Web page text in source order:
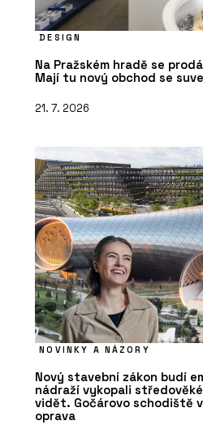
DESIGN
Na Pražském hradě se
Mají tu nový obchod se
21. 7. 2026
NOVINKY A NÁZORY
Nový stavební zákon budí
nádraží vykopali
vidět. Gočárovo schodiště
oprava